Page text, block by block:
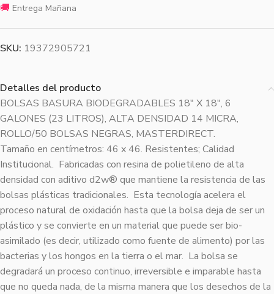
🚚 Entrega Mañana
SKU: 19372905721
Detalles del producto
BOLSAS BASURA BIODEGRADABLES 18″ X 18″, 6
GALONES (23 LITROS), ALTA DENSIDAD 14 MICRA,
ROLLO/50 BOLSAS NEGRAS, MASTERDIRECT.
Tamaño en centímetros: 46 x 46. Resistentes; Calidad
Institucional. Fabricadas con resina de polietileno de alta
densidad con aditivo d2w® que mantiene la resistencia de las
bolsas plásticas tradicionales. Esta tecnología acelera el
proceso natural de oxidación hasta que la bolsa deja de ser un
plástico y se convierte en un material que puede ser bio-
asimilado (es decir, utilizado como fuente de alimento) por las
bacterias y los hongos en la tierra o el mar. La bolsa se
degradará un proceso continuo, irreversible e imparable hasta
que no queda nada, de la misma manera que los desechos de la